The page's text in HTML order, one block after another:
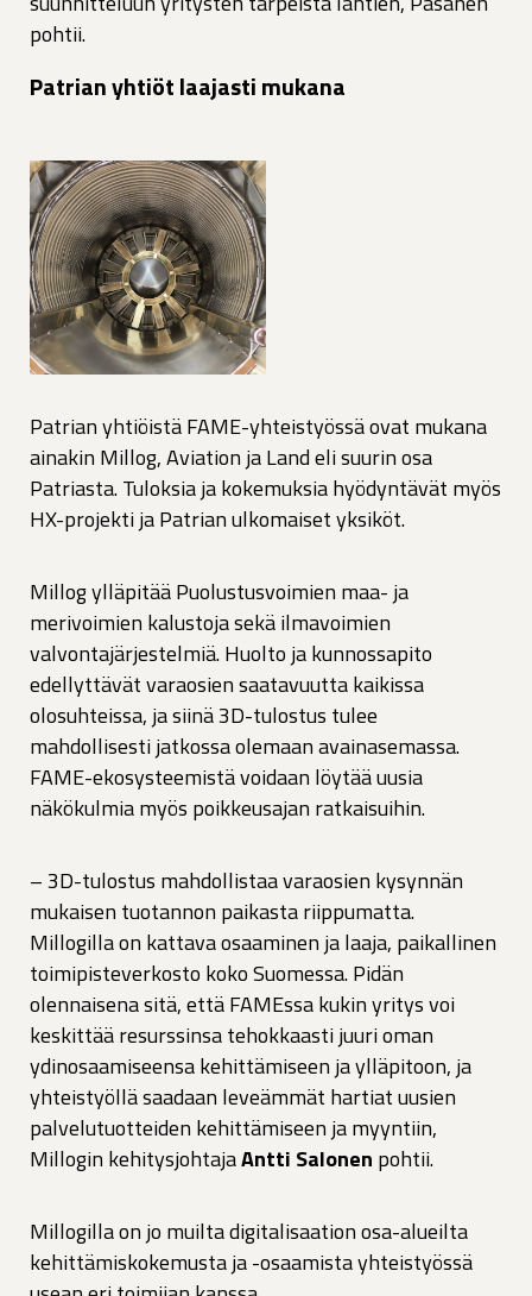
pohtii.
Patrian yhtiöt laajasti mukana
Patrian yhtiöistä FAME-yhteistyössä ovat mukana
ainakin Millog, Aviation ja Land eli suurin osa
Patriasta. Tuloksia ja kokemuksia hyödyntävät myös
HX-projekti ja Patrian ulkomaiset yksiköt.
Millog ylläpitää Puolustusvoimien maa- ja
merivoimien kalustoja sekä ilmavoimien
valvontajärjestelmiä. Huolto ja kunnossapito
edellyttävät varaosien saatavuutta kaikissa
olosuhteissa, ja siinä 3D-tulostus tulee
mahdollisesti jatkossa olemaan avainasemassa.
FAME-ekosysteemistä voidaan löytää uusia
näkökulmia myös poikkeusajan ratkaisuihin.
– 3D-tulostus mahdollistaa varaosien kysynnän
mukaisen tuotannon paikasta riippumatta.
Millogilla on kattava osaaminen ja laaja, paikallinen
toimipisteverkosto koko Suomessa. Pidän
olennaisena sitä, että FAMEssa kukin yritys voi
keskittää resurssinsa tehokkaasti juuri oman
ydinosaamiseensa kehittämiseen ja ylläpitoon, ja
yhteistyöllä saadaan leveämmät hartiat uusien
palvelutuotteiden kehittämiseen ja myyntiin,
Millogin kehitysjohtajaAntti Salonen pohtii.
Millogilla on jo muilta digitalisaation osa-alueilta
kehittämiskokemusta ja -osaamista yhteistyössä